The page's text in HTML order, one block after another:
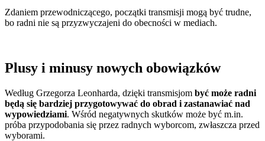
Zdaniem przewodniczącego, początki transmisji mogą być trudne,
bo radni nie są przyzwyczajeni do obecności w mediach.
Plusy i minusy nowych obowiązków
Według Grzegorza Leonharda, dzięki transmisjom być może radni
będą się bardziej przygotowywać do obrad i zastanawiać nad
wypowiedziami. Wśród negatywnych skutków może być m.in.
próba przypodobania się przez radnych wyborcom, zwłaszcza przed
wyborami.